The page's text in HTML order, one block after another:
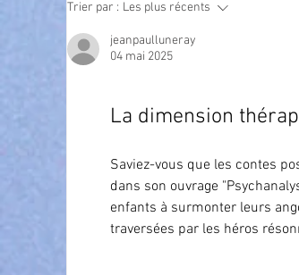
Trier par : Les plus récents
jeanpaulluneray
04 mai 2025
La dimension
Saviez-vous que les contes
dans son ouvrage
enfants à surmonter leurs
traversées par les héros